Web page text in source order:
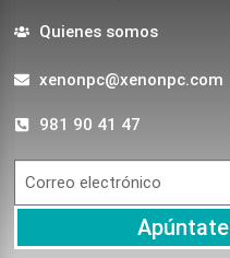
Quienes somos
xenonpc@xenonpc.com
981 90 41 47
Apúntate